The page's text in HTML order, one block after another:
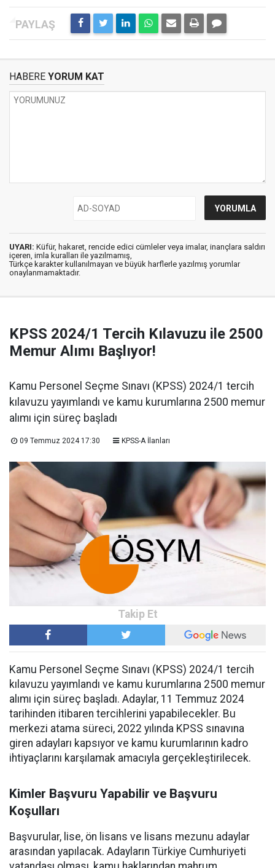
HABERE YORUM KAT
UYARI: Küfür, hakaret, rencide edici cümleler veya imalar, inançlara saldırı
içeren, imla kuralları ile yazılmamış,
Türkçe karakter kullanılmayan ve büyük harflerle yazılmış yorumlar
onaylanmamaktadır.
KPSS 2024/1 Tercih Kılavuzu ile 2500
Memur Alımı Başlıyor!
Kamu Personel Seçme Sınavı (KPSS) 2024/1 tercih
kılavuzu yayımlandı ve kamu kurumlarına 2500 memur
alımı için süreç başladı
09 Temmuz 2024 17:30 KPSS-A İlanları
Kamu Personel Seçme Sınavı (KPSS) 2024/1 tercih
kılavuzu yayımlandı ve kamu kurumlarına 2500 memur
alımı için süreç başladı. Adaylar, 11 Temmuz 2024
tarihinden itibaren tercihlerini yapabilecekler. Bu
merkezi atama süreci, 2022 yılında KPSS sınavına
giren adayları kapsıyor ve kamu kurumlarının kadro
ihtiyaçlarını karşılamak amacıyla gerçekleştirilecek.
Kimler Başvuru Yapabilir ve Başvuru
Koşulları
Başvurular, lise, ön lisans ve lisans mezunu adaylar
arasından yapılacak. Adayların Türkiye Cumhuriyeti